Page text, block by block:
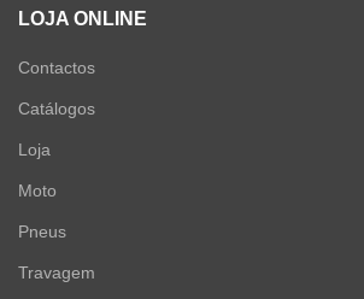
LOJA ONLINE
Contactos
Catálogos
Loja
Moto
Pneus
Travagem